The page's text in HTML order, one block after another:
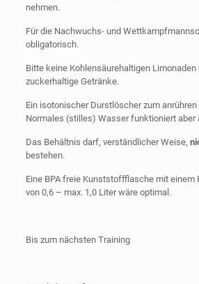
nehmen.
Für die Nachwuchs- und
obligatorisch.
Bitte keine Kohlensäurehaltigen Limonaden
zuckerhaltige Getränke.
Ein isotonischer Durstlöscher zum
Normales (stilles) Wasser funktioniert aber
Das Behältnis darf, verständlicher Weise,
bestehen.
Eine BPA freie Kunststoffflasche mit einem
von 0,6 – max. 1,0 Liter wäre optimal.
Bis zum nächsten Training